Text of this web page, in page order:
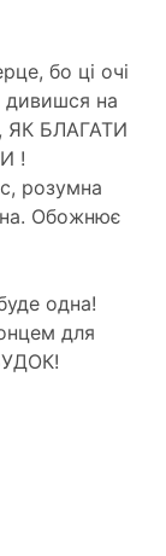
бо ці очі
на
ЯК БЛАГАТИ
!
розумна
Обожнює
одна!
для